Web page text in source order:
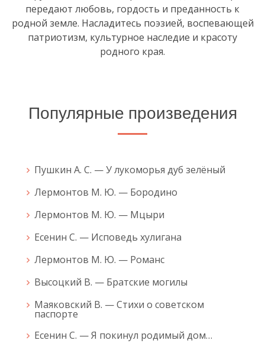
передают любовь, гордость и преданность к
родной земле. Насладитесь поэзией, воспевающей
патриотизм, культурное наследие и красоту
родного края.
Популярные произведения
Пушкин А. С. — У лукоморья дуб зелёный
Лермонтов М. Ю. — Бородино
Лермонтов М. Ю. — Мцыри
Есенин С. — Исповедь хулигана
Лермонтов М. Ю. — Романс
Высоцкий В. — Братские могилы
Маяковский В. — Стихи о советском
паспорте
Есенин С. — Я покинул родимый дом…